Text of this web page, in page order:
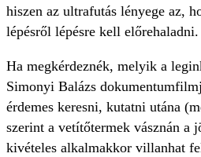
hiszen az ultrafutás lényege az,
lépésről lépésre kell előrehaladni.
Ha megkérdeznék, melyik a
Simonyi Balázs
érdemes keresni, kutatni utána
szerint a vetítőtermek vásznán a
kivételes alkalmakkor villanhat